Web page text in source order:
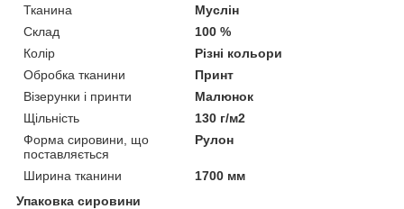
Тканина
Муслін
Склад
100 %
Колір
Різні кольори
Обробка тканини
Принт
Візерунки і принти
Малюнок
Щільність
130 г/м2
Форма сировини, що
поставляється
Рулон
Ширина тканини
1700 мм
Упаковка сировини